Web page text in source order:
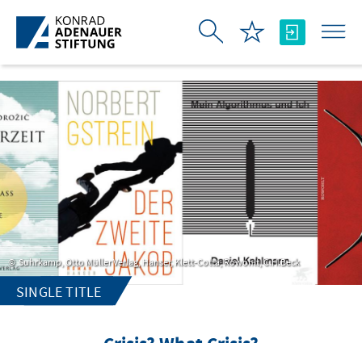
Skip to Main Content
Suhrkamp, Otto Müller Verlag, Hanser, Klett-Cotta, Rowohlt, C.H.Beck
SINGLE TITLE